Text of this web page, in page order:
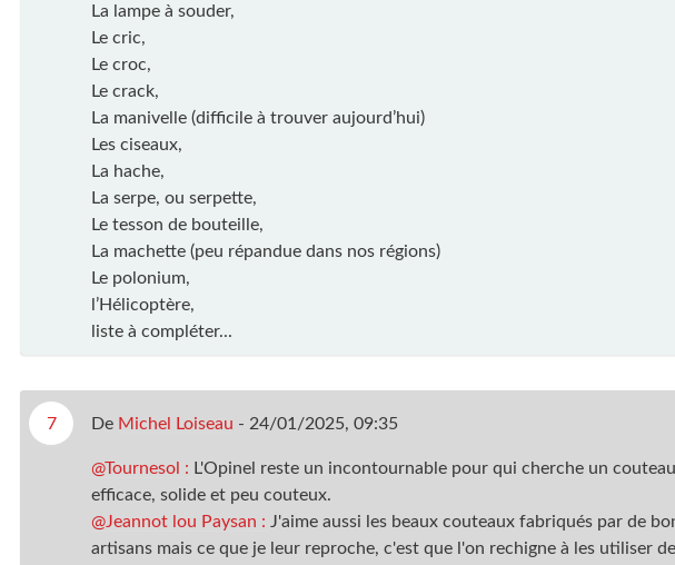
La lampe à souder,
Le cric,
Le croc,
Le crack,
La manivelle (difficile à trouver aujourd’hui)
Les ciseaux,
La hache,
La serpe, ou serpette,
Le tesson de bouteille,
La machette (peu répandue dans nos régions)
Le polonium,
l’Hélicoptère,
liste à compléter...
7 De Michel Loiseau - 24/01/2025, 09:35
@Tournesol : L'Opinel reste un incontournable pour qui cherche un couteau
efficace, solide et peu couteux.
@Jeannot lou Paysan : J'aime aussi les beaux couteaux fabriqués par de
artisans mais ce que je leur reproche, c'est que l'on rechigne à les utiliser